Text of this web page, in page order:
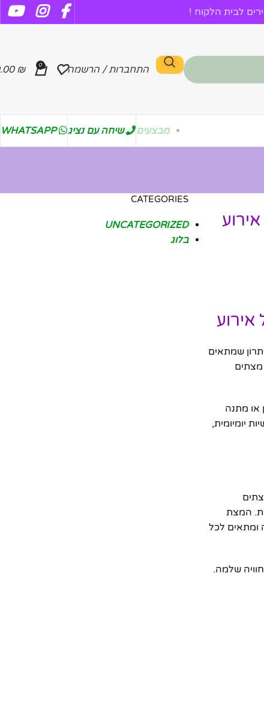
לבית הלקוח !
התחברות / הרשמה 0
₪
מבצעים שיחה עם נציג WHATSAPP
שמתאים
מצתים
או מתנה
יומיומית,
המצת
ומתאים לכל
שלמה.
CATEGORIES
UNCATEGORIZED
בלוג